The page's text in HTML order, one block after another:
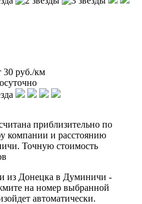
30 руб./км
приблизительно по
компании и расстоянию
Точную стоимость
из Донецка в Думиничи -
на номер выбранной
автоматически.